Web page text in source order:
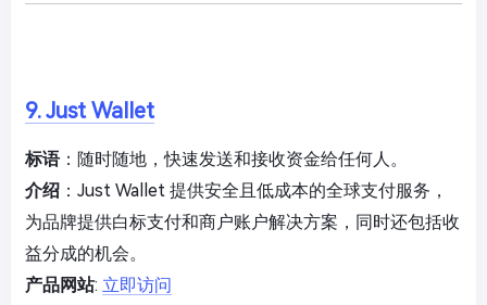
9. Just Wallet
标语：随时随地，快速发送和接收资金给任何人。
介绍 ：Just Wallet 提供安全且低成本的全球支付服务，
为品牌提供白标支付和商户账户解决方案，同时还包括收
益分成的机会。
产品网站: 立即访问